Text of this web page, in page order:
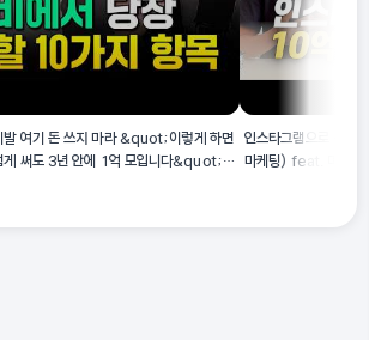
발 여기 돈 쓰지 마라 &quot;이렇게 하면
게 써도 3년 안에 1억 모입니다&quot;
인스타그램으로 진짜
마케팅) feat. 마망살